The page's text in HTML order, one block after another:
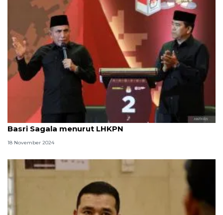
Pilgub Sumut: Harta kekayaan Cawagub Hasan
Basri Sagala menurut LHKPN
18 November 2024